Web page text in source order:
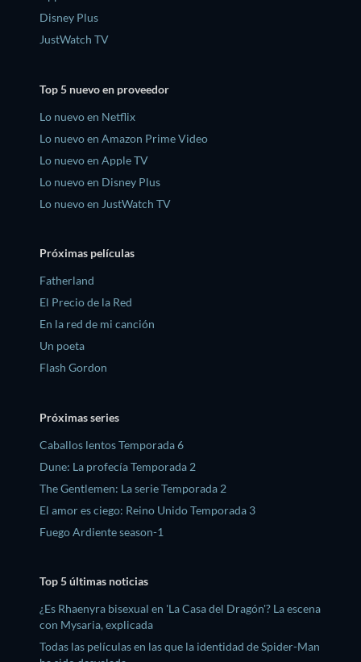
Disney Plus
JustWatch TV
Top 5 nuevo en proveedor
Lo nuevo en Netflix
Lo nuevo en Amazon Prime Video
Lo nuevo en Apple TV
Lo nuevo en Disney Plus
Lo nuevo en JustWatch TV
Próximas películas
Fatherland
El Precio de la Red
En la red de mi canción
Un poeta
Flash Gordon
Próximas series
Caballos lentos Temporada 6
Dune: La profecía Temporada 2
The Gentlemen: La serie Temporada 2
El amor es ciego: Reino Unido Temporada 3
Fuego Ardiente season-1
Top 5 últimas noticias
¿Es Rhaenyra bisexual en 'La Casa del Dragón'? La escena
con Mysaria, explicada
Todas las películas en las que la identidad de Spider-Man